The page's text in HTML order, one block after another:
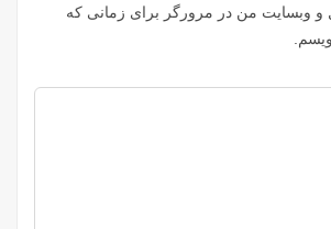
و وبسایت من در مرورگر برای زمانی که